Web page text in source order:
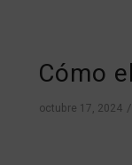
Cómo
octubre 17, 2024 /